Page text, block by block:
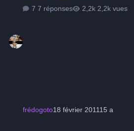
7 réponses
2,2k vues
frédogoto18 février 201115 a